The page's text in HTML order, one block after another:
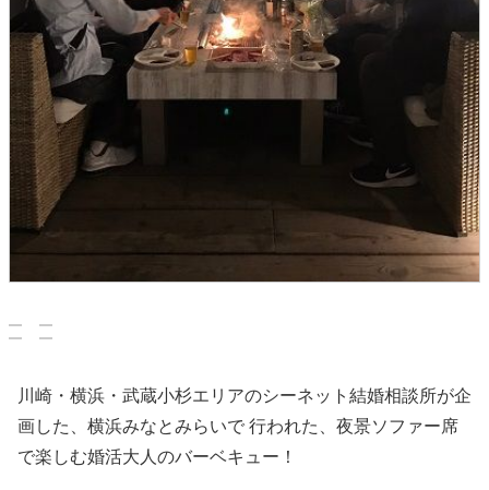
川崎・横浜・武蔵小杉エリアのシーネット結婚相談所が企
画した、横浜みなとみらいで 行われた、夜景ソファー席
で楽しむ婚活大人のバーベキュー！